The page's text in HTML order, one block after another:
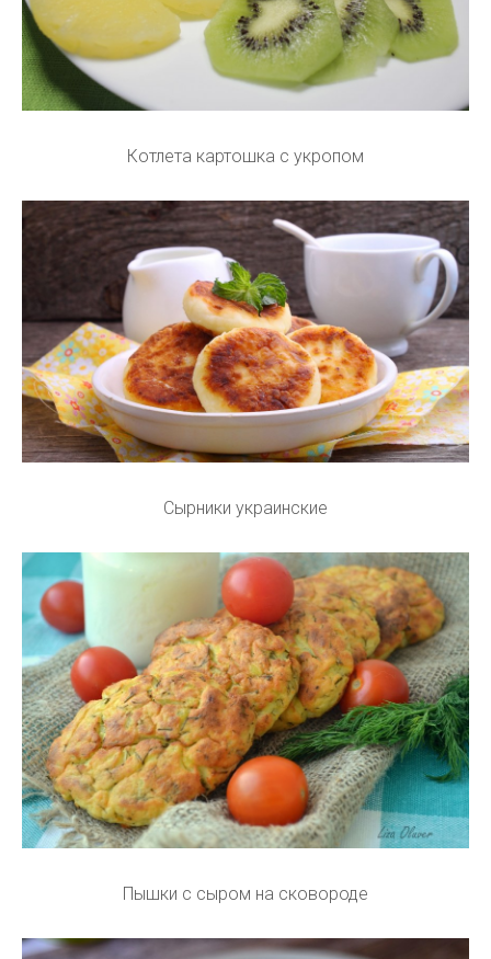
Котлета картошка с укропом
Сырники украинские
Пышки с сыром на сковороде